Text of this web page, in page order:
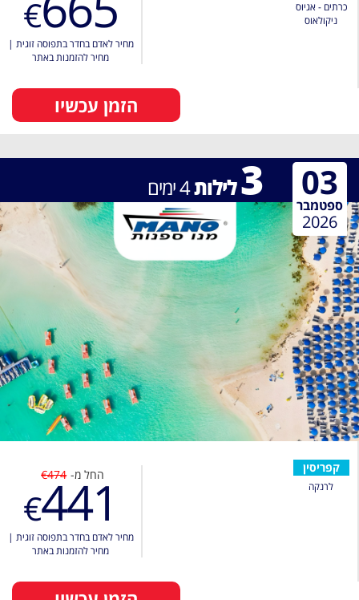
כרתים - אגיוס
ניקולאוס
€
מחיר לאדם בחדר בתפוסה זוגית |
מחיר להזמנות באתר
הזמן עכשיו
3לילות4ימים 03
ספטמבר
2026
קפריסין
לרנקה
החל מ- €474
€441
מחיר לאדם בחדר בתפוסה זוגית |
מחיר להזמנות באתר